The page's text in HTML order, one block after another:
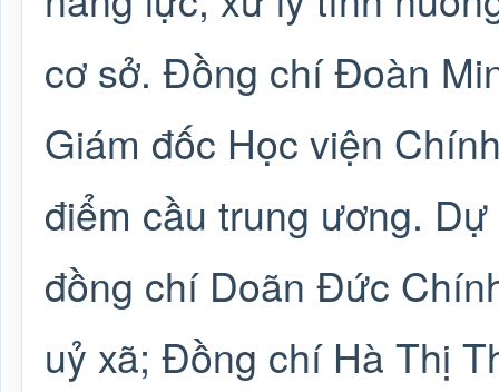
cơ sở. Đồng chí Đoàn
Giám đốc Học viện
điểm cầu trung ương.
đồng chí Doãn Đức
uỷ xã; Đồng chí Hà Thị